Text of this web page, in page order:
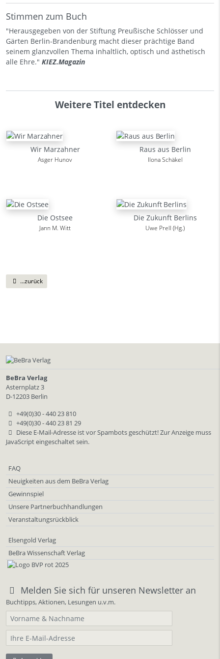
Stimmen zum Buch
"Herausgegeben von der Stiftung Preußische Schlösser und
Gärten Berlin-Brandenburg macht dieser prächtige Band
seinem glanzvollen Thema inhaltlich, optisch und ästhetisch
alle Ehre." KIEZ.Magazin
Weitere Titel entdecken
Wir Marzahner
Asger Hunov
Raus aus Berlin
Ilona Schäkel
Die Ostsee
Jann M. Witt
Die Zukunft Berlins
Uwe Prell (Hg.)
...zurück
BeBra Verlag
Asternplatz 3
D-12203 Berlin
+49(0)30 - 440 23 810
+49(0)30 - 440 23 81 29
Diese E-Mail-Adresse ist vor Spambots geschützt! Zur Anzeige muss
JavaScript eingeschaltet sein.
FAQ
Neuigkeiten aus dem BeBra Verlag
Gewinnspiel
Unsere Partnerbuchhandlungen
Veranstaltungsrückblick
Elsengold Verlag
BeBra Wissenschaft Verlag
Melden Sie sich für unseren Newsletter an
Buchtipps, Aktionen, Lesungen u.v.m.